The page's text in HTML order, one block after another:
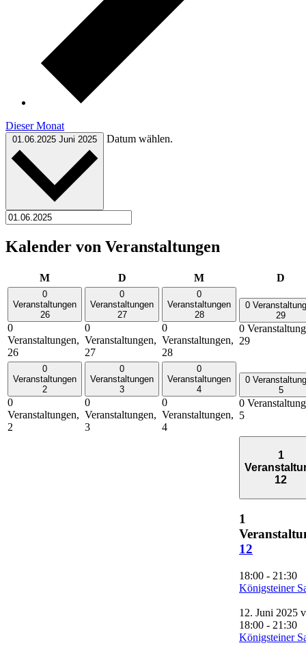
Dieser Monat
01.06.2025 Juni 2025 Datum wählen.
Kalender von Veranstaltungen
MMontag DDienstag MMittwoch D
0
Veranstaltungen
26
0
Veranstaltungen,
26
0
Veranstaltungen
27
0
Veranstaltungen,
27
0
Veranstaltungen
28
0
Veranstaltungen,
28
0
29
0
29
0
Veranstaltungen
2
0
Veranstaltungen,
2
0
Veranstaltungen
3
0
Veranstaltungen,
3
0
Veranstaltungen
4
0
Veranstaltungen,
4
0
5
0
5
1
12
1
12
18:00 - 21:30
Königsteiner
12. Juni 2025
18:00 - 21:30
Königsteiner